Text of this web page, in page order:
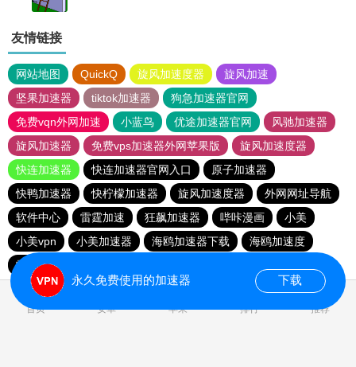
友情链接
网站地图 QuickQ 旋风加速度器
旋风加速
坚果加速器
tiktok加速器
狗急加速器官网
免费vqn外网加速
小蓝鸟 优途加速器官网
风驰加速器
旋风加速器
免费vps加速器外网苹果版
旋风加速度器
快连加速器
快连加速器官网入口
原子加速器
快鸭加速器
快柠檬加速器 旋风加速度器
外网网址导航
软件中心
雷霆加速 狂飙加速器 哔咔漫画
小美
小美vpn
小美加速器 海鸥加速器下载
海鸥加速度
雷霆加速下载
首页 安卓 苹果 排行 推荐
永久免费使用的加速器 下载